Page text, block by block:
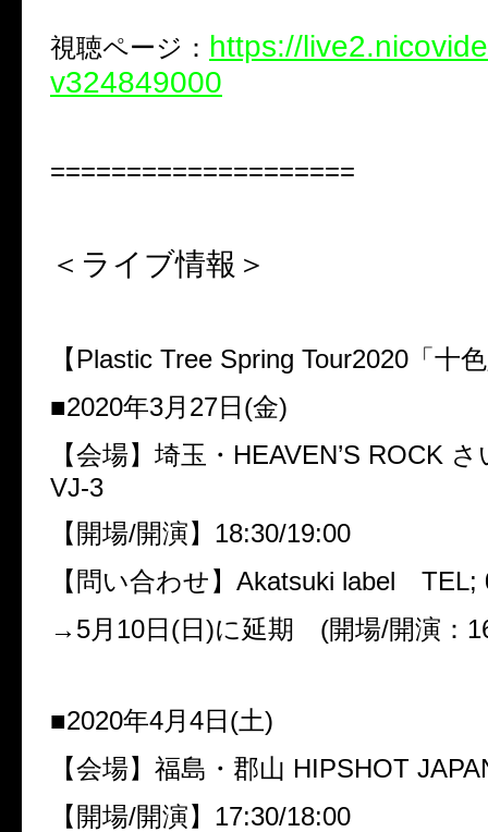
視聴ページ： https://
v324849000
====================
＜ライブ情報＞
【Plastic Tree Spring Tour2020 「十
■2020年3月 27日(金)
【会場】埼玉・ HEAVEN’S ROCK さ
VJ-3
【開場/開演】 18:30/19:00
【問い合わせ】 Akatsuki label
TEL;
→ 5月 10日(日)に延期 (開場/開演：
■2020年4月4日(土)
【会場】福島・郡山 HIPSHOT
【開場/開演】 17:30/18:00